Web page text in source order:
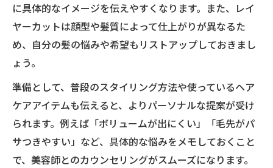
に具体的なイメージを伝えやすくなります。また、レイ
ヤーカットは顔型や髪質によって仕上がりが異なるた
め、自分の髪の悩みや希望もリストアップしておきまし
ょう。
準備として、普段のスタイリング方法や使っているヘア
ケアアイテムも伝えると、よりパーソナルな提案が受け
られます。例えば「ボリュームが出にくい」「毛先がパ
サつきやすい」など、具体的な悩みをメモしておくこと
で、美容師とのカウンセリングがスムーズになります。